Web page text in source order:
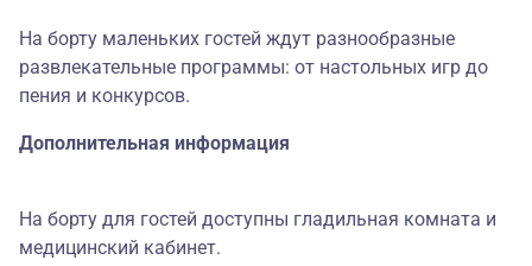
На борту маленьких гостей ждут разнообразные
развлекательные программы: от настольных игр до
пения и конкурсов.
Дополнительная информация
На борту для гостей доступны гладильная комната и
медицинский кабинет.